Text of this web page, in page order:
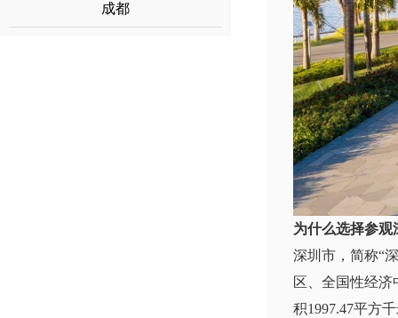
成都
为什么选择参观
深圳市，简称“
区、全国性经
积1997.47平方